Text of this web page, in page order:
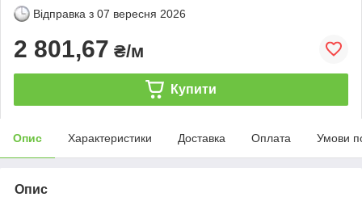
Відправка з 07 вересня 2026
2 801,67 ₴/м
Купити
Опис Характеристики Доставка Оплата Умови
Опис